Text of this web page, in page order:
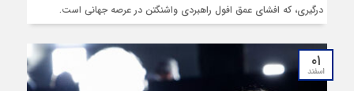
درگیری، که افشای عمق افول راهبردی واشنگتن در عرصه جهانی است.
۰۱
اسفند